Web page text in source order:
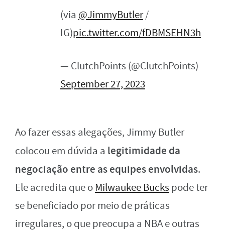
(via @JimmyButler/
IG)pic.twitter.com/fDBMSEHN3h
— ClutchPoints (@ClutchPoints)
September 27, 2023
Ao fazer essas alegações, Jimmy Butler
colocou em dúvida a legitimidade da
negociação entre as equipes envolvidas.
Ele acredita que oMilwaukee Bucks pode ter
se beneficiado por meio de práticas
irregulares, o que preocupa a NBA e outras